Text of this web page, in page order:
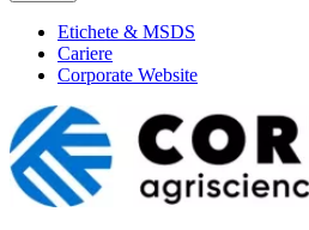
Etichete & MSDS
Cariere
Corporate Website